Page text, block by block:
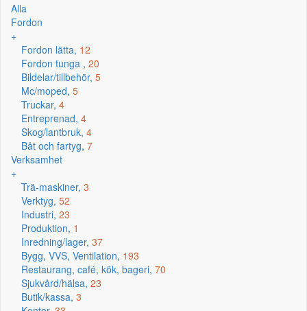
Alla
Fordon
+
Fordon lätta, 12
Fordon tunga , 20
Bildelar/tillbehör, 5
Mc/moped, 5
Truckar, 4
Entreprenad, 4
Skog/lantbruk, 4
Båt och fartyg, 7
Verksamhet
+
Trä-maskiner, 3
Verktyg, 52
Industri, 23
Produktion, 1
Inredning/lager, 37
Bygg, VVS, Ventilation, 193
Restaurang, café, kök, bageri, 70
Sjukvård/hälsa, 23
Butik/kassa, 3